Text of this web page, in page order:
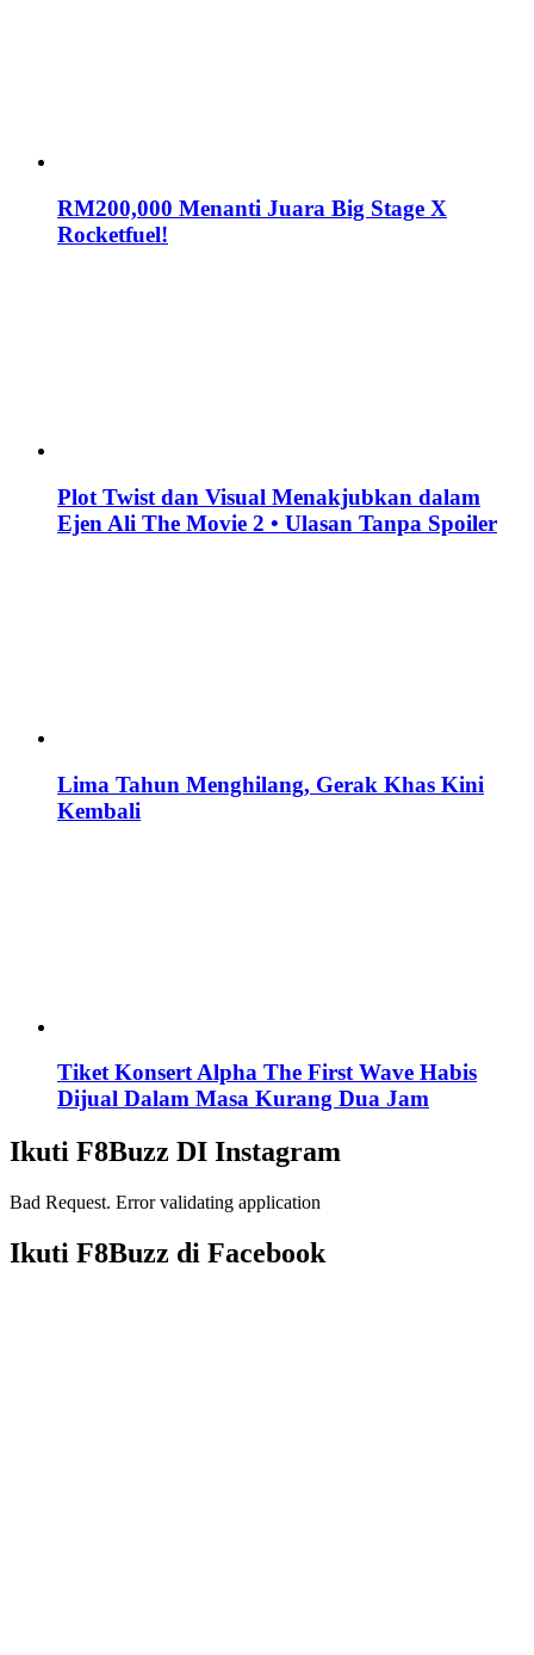
RM200,000 Menanti Juara Big Stage X
Rocketfuel!
Plot Twist dan Visual Menakjubkan dalam
Ejen Ali The Movie 2 • Ulasan Tanpa Spoiler
Lima Tahun Menghilang, Gerak Khas Kini
Kembali
Tiket Konsert Alpha The First Wave Habis
Dijual Dalam Masa Kurang Dua Jam
Ikuti F8Buzz DI Instagram
Bad Request. Error validating application
Ikuti F8Buzz di Facebook